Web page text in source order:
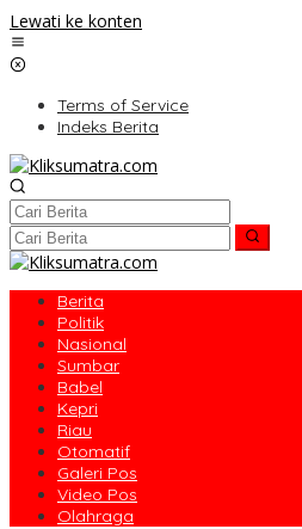
Lewati ke konten
Terms of Service
Indeks Berita
Berita
Politik
Nasional
Sumbar
Babel
Kepri
Riau
Otomatif
Galeri Pos
Video Pos
Olahraga